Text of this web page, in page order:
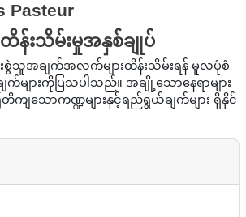
Pasteur
းသိမ်းမှုအနှစ်ချုပ်
အချက်အလက်များထိန်းသိမ်းရန် မူလပုံစံ
က်များကိုပြသပါသည်။ အချို့သောနေရာများ
သောကဏ္ဍများနှင့်ရည်ရွယ်ချက်များ ရှိနိုင်